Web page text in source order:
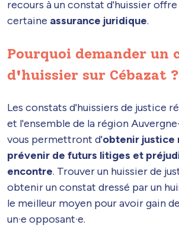
recours à un constat d'huissier offre
certaine assurance juridique.
Pourquoi demander un
d'huissier sur Cébazat ?
Les constats d'huissiers de justice
et l'ensemble de la région
vous permettront d'obtenir justice
prévenir de futurs litiges et
encontre. Trouver un huissier de
obtenir un constat dressé par un
le meilleur moyen pour avoir gain
un·e opposant·e.